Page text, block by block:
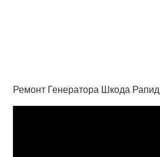
Ремонт Генератора Шкода Рапид